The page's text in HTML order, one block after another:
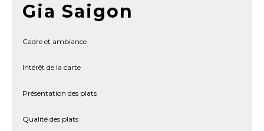
Gia Saigon
Cadre et ambiance
Intérêt de la carte
Présentation des plats
Qualité des plats